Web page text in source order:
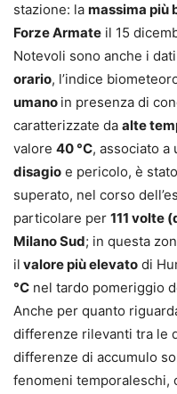
stazione: la massima più
Forze Armate il 15
Notevoli sono anche i
orario, l’indice
umano in presenza di
caratterizzate da alte
valore 40 °C, associato a
disagio e pericolo, è
superato, nel corso
particolare per 111 volte
Milano Sud; in questa
il valore più elevato di
°C nel tardo pomeriggio
Anche per quanto
differenze rilevanti tra le
differenze di accumulo
fenomeni temporaleschi,